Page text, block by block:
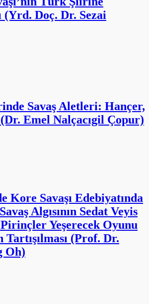
(Yrd. Doç. Dr. Sezai
Savaş Aletleri: Hançer,
Emel Nalçacıgil Çopur)
Kore Savaşı Edebiyatında
Algısının Sedat Veyis
Yeşerecek Oyunu
Tartışılması (Prof. Dr.
Oh)